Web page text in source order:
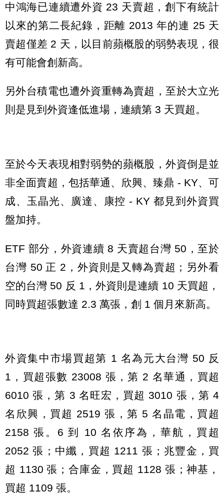
中鴻海已連續遭外資 23 天賣超，創下有統計
以來的第二長紀錄，距離 2013 年的連 25 天
賣超僅差 2 天，以目前蘋概股的弱勢表現，很
有可能會創新高。
另外台積電也遭外資重轉為賣超，至於大立光
則是見到外資逢低進場，連續第 3 天買超。
至於今天表現相對弱勢的蘋概股，外資倒是並
非全面賣超，包括華通、欣興、臻鼎 - KY、可
成、玉晶光、廣達、康控 - KY 都見到外資買
盤加持。
ETF 部分，外資連續 8 天賣超台灣 50，至於
台灣 50 正 2，外資則是又轉為賣超；另外看
空的台灣 50 反 1，外資則是連續 10 天買超，
同時買超張數達 2.3 萬張，創 1 個月來新高。
外資集中市場買超第 1 名為元大台灣 50 反
1，買超張數 23008 張，第 2 名華通，買超
6010 張，第 3 名旺宏，買超 3010 張，第 4
名欣興，買超 2519 張，第 5 名晶電，買超
2158 張。6 到 10 名依序為，華航，買超
2052 張；中纖，買超 1211 張；兆豐金，買
超 1130 張；合庫金，買超 1128 張；神基，
買超 1109 張。